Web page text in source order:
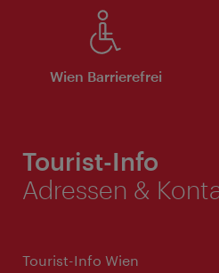
Wien Barrierefrei
Tourist-Info
Adressen &
Tourist-Info Wien